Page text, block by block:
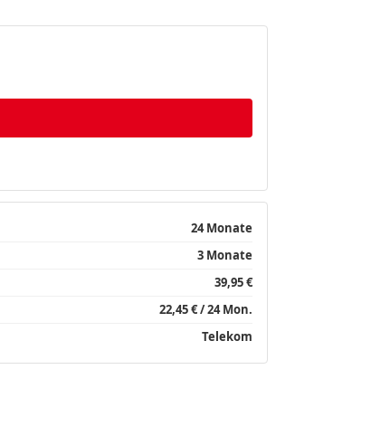
24 Monate
3 Monate
39,95 €
22,45 € / 24 Mon.
Telekom